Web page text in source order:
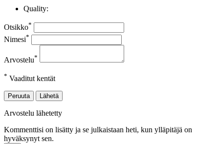
Quality:
Otsikko*
Nimesi*
Arvostelu*
* Vaaditut kentät
Peruuta Lähetä
Arvostelu lähetetty
Kommenttisi on lisätty ja se julkaistaan heti, kun ylläpitäjä on
hyväksynyt sen.